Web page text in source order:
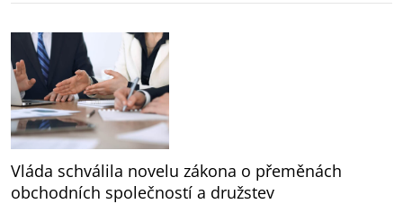
Vláda schválila novelu zákona o přeměnách
obchodních společností a družstev